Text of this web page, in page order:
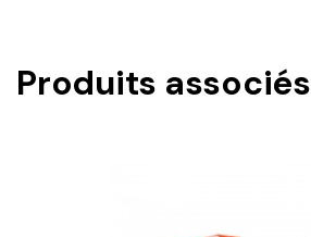
Produits associés